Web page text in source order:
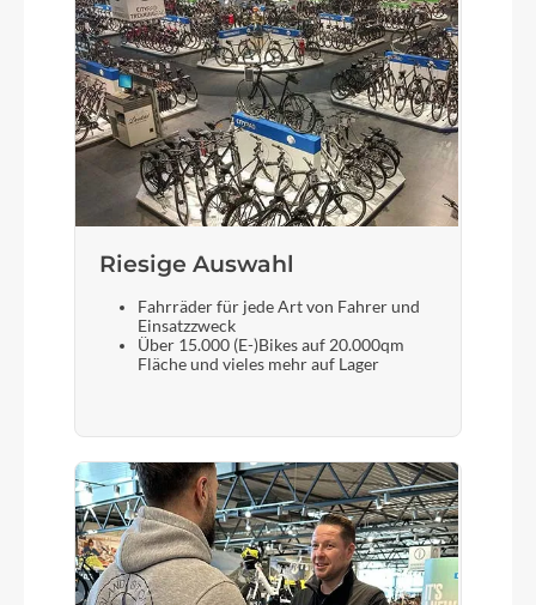
Scheinwerfer
Fuxon DHL-F250-EB, 100 Lux mit Tagfahrlicht
und Sensor
Akku
Bosch Intube-Akku 750Wh
Laufradgröße
28"
Schalthebel
Enviolo
Riesige Auswahl
Fahrräder für jede Art von Fahrer und
Einsatzzweck
Über 15.000 (E-)Bikes auf 20.000qm
Fläche und vieles mehr auf Lager